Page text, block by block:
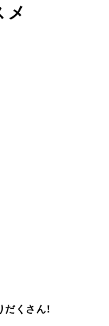
メ
だくさん!